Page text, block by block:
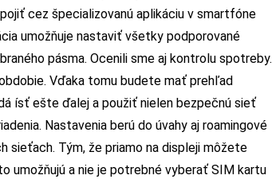
cez špecializovanú aplikáciu v smartfóne
umožňuje nastaviť všetky podporované
pásma. Ocenili sme aj kontrolu spotreby.
Vďaka tomu budete mať prehľad
ísť ešte ďalej a použiť nielen bezpečnú sieť
Nastavenia berú do úvahy aj roamingové
sieťach. Tým, že priamo na displeji môžete
umožňujú a nie je potrebné vyberať SIM kartu